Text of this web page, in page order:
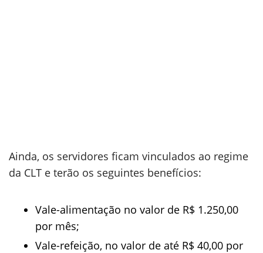
Ainda, os servidores ficam vinculados ao regime
da CLT e terão os seguintes benefícios:
Vale-alimentação no valor de R$ 1.250,00
por mês;
Vale-refeição, no valor de até R$ 40,00 por